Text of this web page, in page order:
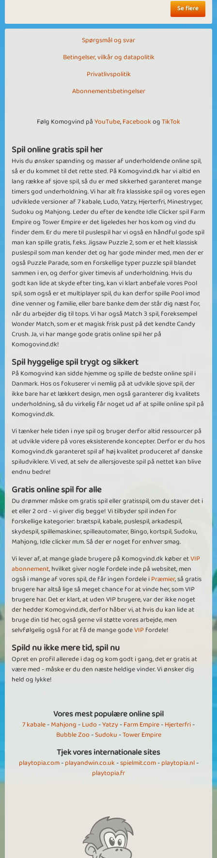
Se flere
Spørgsmål og svar
Betingelser, vilkår og datapolitik
Privatlivspolitik
Abonnementsbetingelser
Følg Komogvind påYouTube,FacebookogTikTok
Spil online gratis spil her
Hvis du ønsker spænding og masser af underholdende online spil,
så er du kommet til det rette sted. På Komogvind.dk har vi altid en
lang række af sjove spil, så du er med sikkerhed garanteret mange
timers god underholdning. Vi har alt fra klassiske spil og vores egen
udviklede versioner af 7 kabale, Ludo, Yatzy, Hjerterfri, Minestryger,
Sudoku og Mahjong. Leder du efter de kendte Idle Clicker spil Farm
Empire og Tower Empire er det ligeledes her hos kom og vind du
finder dem. Er du mere til puslespil har vi også en håndful gode spil
man kan spille gratis, f.eks. Jigsaw Puzzle 2, som er et helt klassisk
puslespil som man kender det og har gode minder med, men der er
også Puzzle Parade, som en forskellige typer puzzle spil blandet
sammen i en, og derfor giver timevis af underholdning. Hvis du
godt kan lide at skyde efter ting, kan vi klart anbefale vores Pool
spil, som også er et multiplayer spil, du kan derfor spille Pool imod
dine venner og familie, eller bare banke dem der står dig næst for,
når du arbejder dig til tops. Vi har også Match 3 spil, foreksempel
Wonder Match, som er et magisk frisk pust på det kendte Candy
Crush. Ja, vi har mange gode gratis online spil her på
Komogovind.dk!
Spil hyggelige spil trygt og sikkert
På Komogvind kan sidde hjemme og spille de bedste online spil i
Danmark. Hos os fokuserer vi nemlig på at udvikle sjove spil, der
ikke bare har et lækkert design, men også garanterer dig kvalitets
underholdning, så du virkelig får noget ud af at spille online spil på
Komogvind.dk.
Vi tænker hele tiden i nye spil og bruger derfor altid ressourcer på
at udvikle videre på vores eksisterende koncepter. Derfor er du hos
Komogvind.dk garanteret spil af høj kvalitet produceret af danske
spiludviklere. Vi ved, at selv de allersjoveste spil på nettet kan blive
endnu bedre!
Gratis online spil for alle
Du drømmer måske om gratis spil eller gratisspil, om du staver det i
et eller 2 ord - vi giver dig begge! Vi tilbyder spil inden for
forskellige kategorier: brætspil, kabale, puslespil, arkadespil,
skydespil, spillemaskiner, spilleautomater, Bingo, kortspil, Sudoku,
Mahjong, Idle clicker m.m. Så der er noget for enhver smag.
Vi lever af, at mange glade brugere på Komogvind.dk køber etVIP
abonnement, hvilket giver nogle fordele inde på websitet, men
også i mange af vores spil, de får ingen fordele iPræmier, så gratis
brugere har altså lige så meget chance for at vinde her, som VIP
brugere har. Det er klart, at uden VIP brugere, var der ikke noget
der hedder Komogvind.dk, derfor håber vi, at hvis du kan lide at
bruge din tid her, også gerne vil støtte vores arbejde, men
selvfølgelig også for at få de mange godeVIPfordele!
Spild nu ikke mere tid, spil nu
Opret en profil allerede i dag og kom godt i gang, det er gratis at
være med - måske er du den næste heldige vinder. Vi ønsker dig
held og lykke!
Vores mest populære online spil
7 kabale-Mahjong-Ludo-Yatzy-Farm Empire-Hjerterfri-
Bubble Zoo-Sudoku-Tower Empire
Tjek vores internationale sites
playtopia.com-playandwin.co.uk-spielmit.com-playtopia.nl-
playtopia.fr